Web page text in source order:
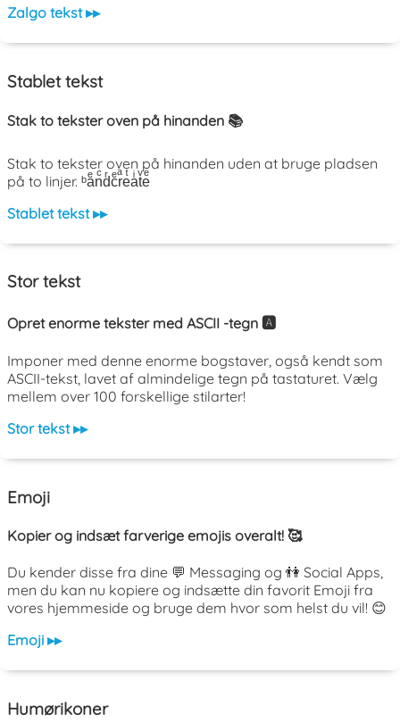
Zalgo tekst ▸▸
Stablet tekst
Stak to tekster oven på hinanden 📚
Stak to tekster oven på hinanden uden at bruge pladsen
på to linjer. ᵇaͤnͨdͬcͤrͣeͭaͥtͮeͤ
Stablet tekst ▸▸
Stor tekst
Opret enorme tekster med ASCII -tegn 🅰️
Imponer med denne enorme bogstaver, også kendt som
ASCII-tekst, lavet af almindelige tegn på tastaturet. Vælg
mellem over 100 forskellige stilarter!
Stor tekst ▸▸
Emoji
Kopier og indsæt farverige emojis overalt! 🥰
Du kender disse fra dine 💬 Messaging og 👫 Social Apps,
men du kan nu kopiere og indsætte din favorit Emoji fra
vores hjemmeside og bruge dem hvor som helst du vil! 😊
Emoji ▸▸
Humørikoner